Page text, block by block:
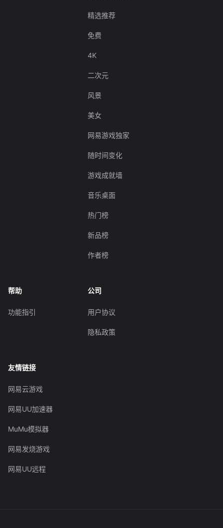
精选推荐
免费
4K
二次元
风景
美女
网易游戏独家
随时间变化
游戏成就墙
音乐桌面
热门榜
新品榜
作者榜
帮助
功能指引
公司
用户协议
隐私政策
友情链接
网易云游戏
网易UU加速器
MuMu模拟器
网易发烧游戏
网易UU远程